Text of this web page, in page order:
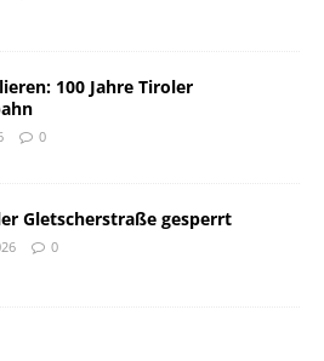
100 Jahre Tiroler
0
Gletscherstraße gesperrt
0